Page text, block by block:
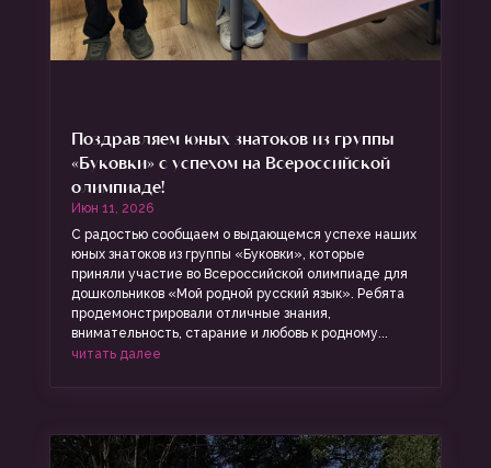
Поздравляем юных знатоков из группы
«Буковки» с успехом на Всероссийской
олимпиаде!
Июн 11, 2026
С радостью сообщаем о выдающемся успехе наших
юных знатоков из группы «Буковки», которые
приняли участие во Всероссийской олимпиаде для
дошкольников «Мой родной русский язык». Ребята
продемонстрировали отличные знания,
внимательность, старание и любовь к родному...
читать далее